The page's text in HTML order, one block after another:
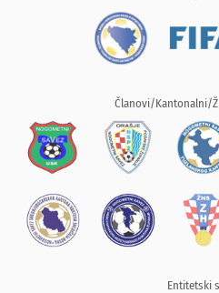
Članovi/Kantonalni/
Entitetski